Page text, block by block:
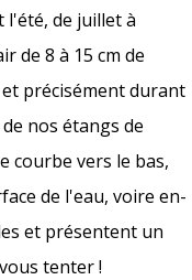
de juillet à
de 8 à 15 cm de
précisément durant
nos étangs de
courbe vers le bas,
de l'eau, voire en-
et présentent un
tenter !